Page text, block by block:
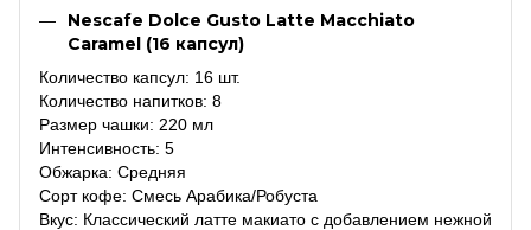
Nescafe Dolce Gusto Latte Macchiato
Caramel (16 капсул)
Количество капсул: 16 шт.
Количество напитков: 8
Размер чашки: 220 мл
Интенсивность: 5
Обжарка: Средняя
Сорт кофе: Смесь Арабика/Робуста
Вкус: Классический латте макиато с добавлением нежной